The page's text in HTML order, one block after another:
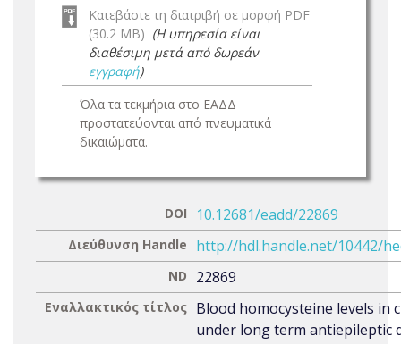
Κατεβάστε τη διατριβή σε μορφή PDF
(30.2 MB) (Η υπηρεσία είναι
διαθέσιμη μετά από δωρεάν
εγγραφή)
Όλα τα τεκμήρια στο ΕΑΔΔ
προστατεύονται από πνευματικά
δικαιώματα.
DOI 10.12681/eadd/22869
Διεύθυνση Handle http://hdl.handle.net/10442/
ND 22869
Εναλλακτικός τίτλος Blood homocysteine levels in
under long term antiepileptic